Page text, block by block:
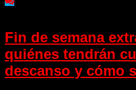
Fin de semana
quiénes tendrán
descanso y cómo